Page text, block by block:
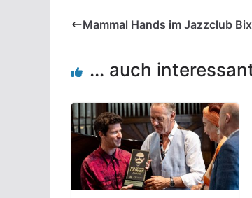
Mammal Hands im Jazzclub
... auch